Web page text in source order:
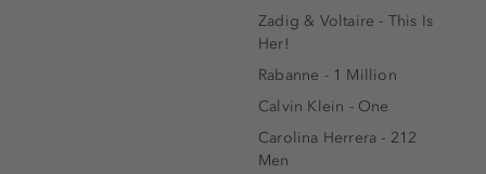
Zadig & Voltaire - This Is
Her!
Rabanne - 1 Million
Calvin Klein - One
Carolina Herrera - 212
Men